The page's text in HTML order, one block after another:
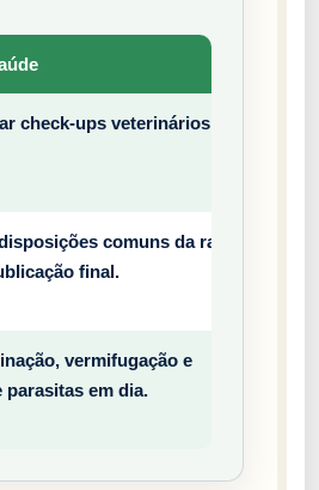
check-ups veterinários
comuns da raça
final.
vermifugação e
parasitas em dia.